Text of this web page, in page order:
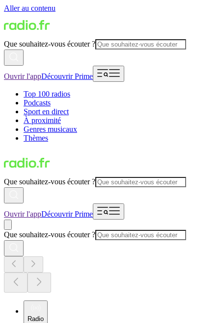
Aller au contenu
Que souhaitez-vous écouter ?
Ouvrir l'appDécouvrir Prime
Top 100 radios
Podcasts
Sport en direct
À proximité
Genres musicaux
Thèmes
Que souhaitez-vous écouter ?
Ouvrir l'appDécouvrir Prime
Que souhaitez-vous écouter ?
Radio